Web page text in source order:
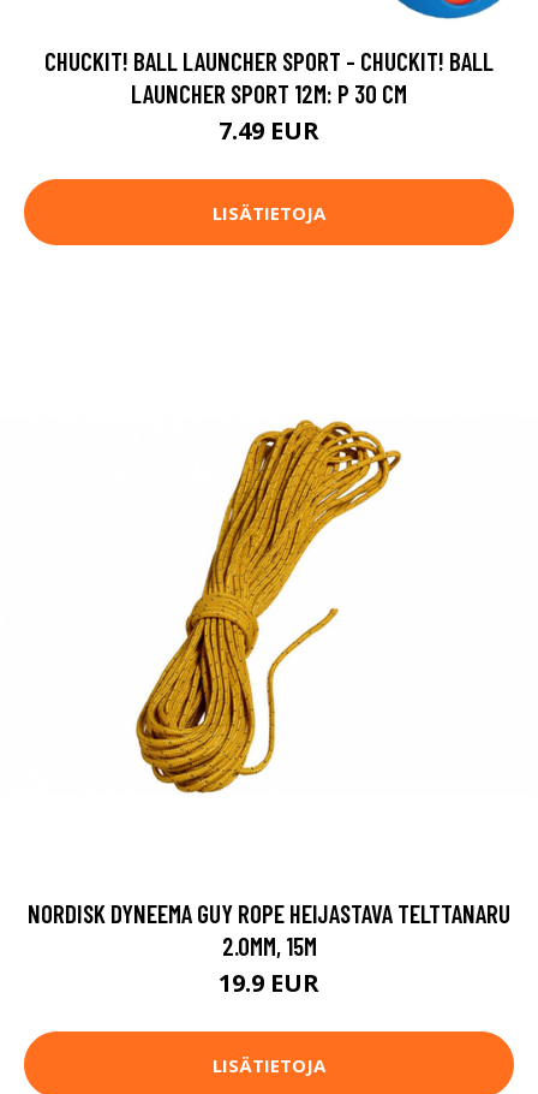
CHUCKIT! BALL LAUNCHER SPORT - CHUCKIT! BALL
LAUNCHER SPORT 12M: P 30 CM
7.49 EUR
LISÄTIETOJA
NORDISK DYNEEMA GUY ROPE HEIJASTAVA TELTTANARU
2.0MM, 15M
19.9 EUR
LISÄTIETOJA